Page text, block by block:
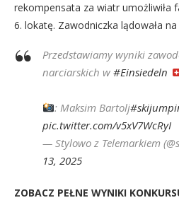
rekompensata za wiatr umożliwiła
6. lokatę. Zawodniczka lądowała
Przedstawiamy wyniki
narciarskich w #Einsiedeln
: Maksim Bartolj
pic.twitter.com/v5xV7WcRyI
— Stylowo z Telemarkiem
13, 2025
ZOBACZ PEŁNE WYNIKI